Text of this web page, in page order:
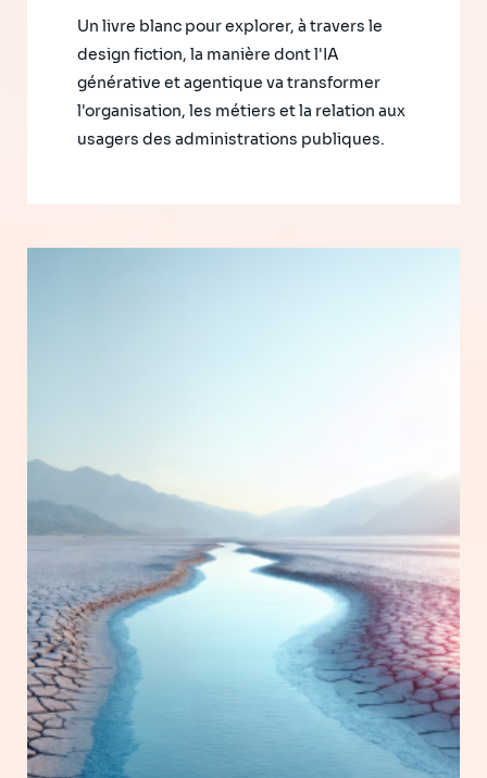
Un livre blanc pour explorer, à travers le
design fiction, la manière dont l'IA
générative et agentique va transformer
l'organisation, les métiers et la relation aux
usagers des administrations publiques.